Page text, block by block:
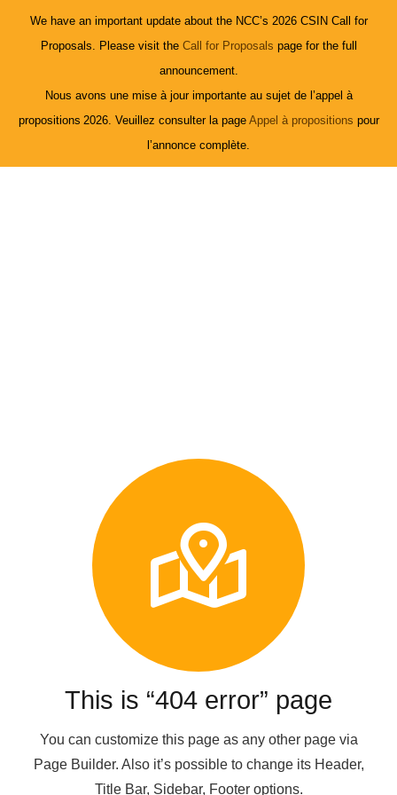
We have an important update about the NCC’s 2026 CSIN Call for
Proposals. Please visit the Call for Proposals page for the full
announcement.
Nous avons une mise à jour importante au sujet de l’appel à
propositions 2026. Veuillez consulter la page Appel à propositions pour
l’annonce complète.
This is “404 error” page
You can customize this page as any other page via
Page Builder. Also it’s possible to change its Header,
Title Bar, Sidebar, Footer options.